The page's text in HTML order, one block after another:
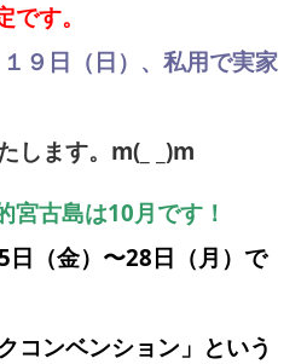
す。
９日（日）、私用で実家
します。m(_ _)m
宮古島は10月です！
日（金）〜28日（月）で
コンベンション」という